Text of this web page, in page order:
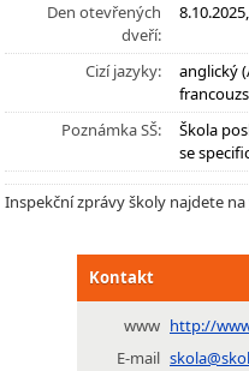
Den otevřených
dveří:
Cizí jazyky:
anglický
Poznámka SŠ:
Škola
se
Inspekční zprávy školy najdete na
Kontakt
www http://
E-mail